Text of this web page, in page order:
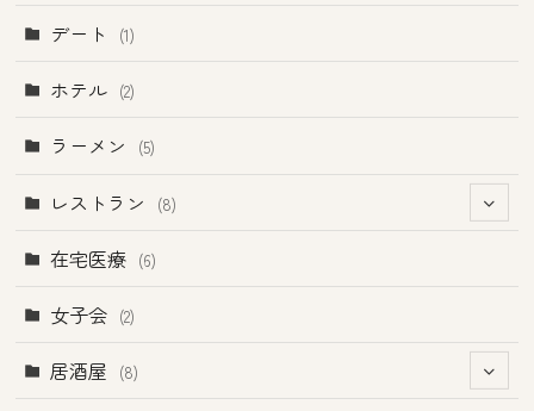
デート (1)
ホテル (2)
ラーメン (5)
レストラン (8)
(1)
在宅医療 (6)
女子会 (2)
居酒屋 (8)